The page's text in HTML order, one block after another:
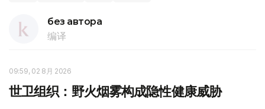
без автора
编译
09:59, 02 8月 2026
世卫组织：野火烟雾构成隐性健康威胁